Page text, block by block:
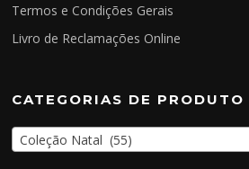
Termos e Condições Gerais
Livro de Reclamações Online
CATEGORIAS DE PRODUTO
Coleção Natal (55)